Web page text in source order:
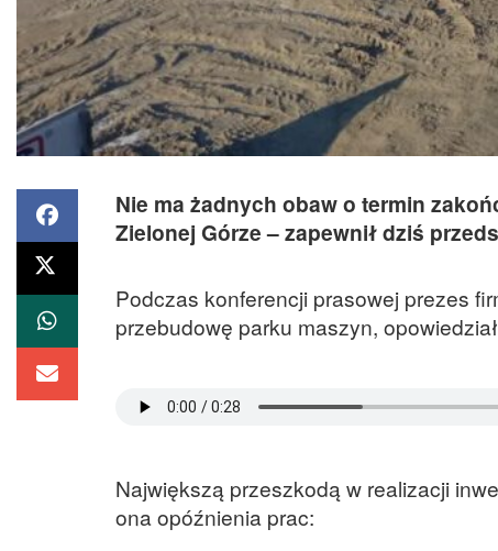
Nie ma żadnych obaw o termin
Zielonej Górze – zapewnił dziś
Podczas konferencji prasowej prezes
przebudowę parku maszyn,
Największą przeszkodą w realizacji
ona opóźnienia prac: